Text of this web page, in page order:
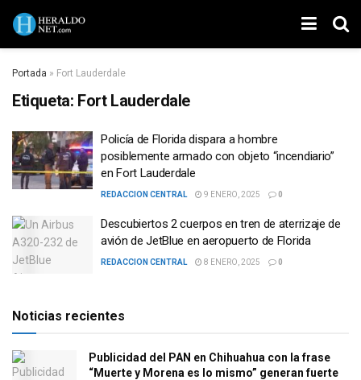
Portada » Fort Lauderdale
Etiqueta: Fort Lauderdale
Policía de Florida dispara a hombre
posiblemente armado con objeto “incendiario”
en Fort Lauderdale
REDACCION CENTRAL 9 ENERO, 2025 0
Descubiertos 2 cuerpos en tren de aterrizaje de
avión de JetBlue en aeropuerto de Florida
REDACCION CENTRAL 8 ENERO, 2025 0
Noticias recientes
Publicidad del PAN en Chihuahua con la frase
“Muerte y Morena es lo mismo” generan fuerte